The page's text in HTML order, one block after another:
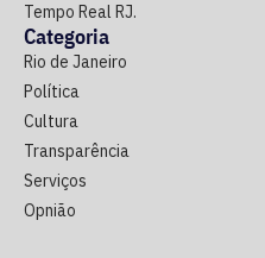
Tempo Real RJ.
Categoria
Rio de Janeiro
Política
Cultura
Transparência
Serviços
Opnião